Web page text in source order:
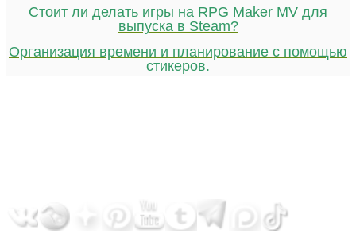
Стоит ли делать игры на RPG Maker MV для
выпуска в Steam?
Организация времени и планирование с помощью
стикеров.